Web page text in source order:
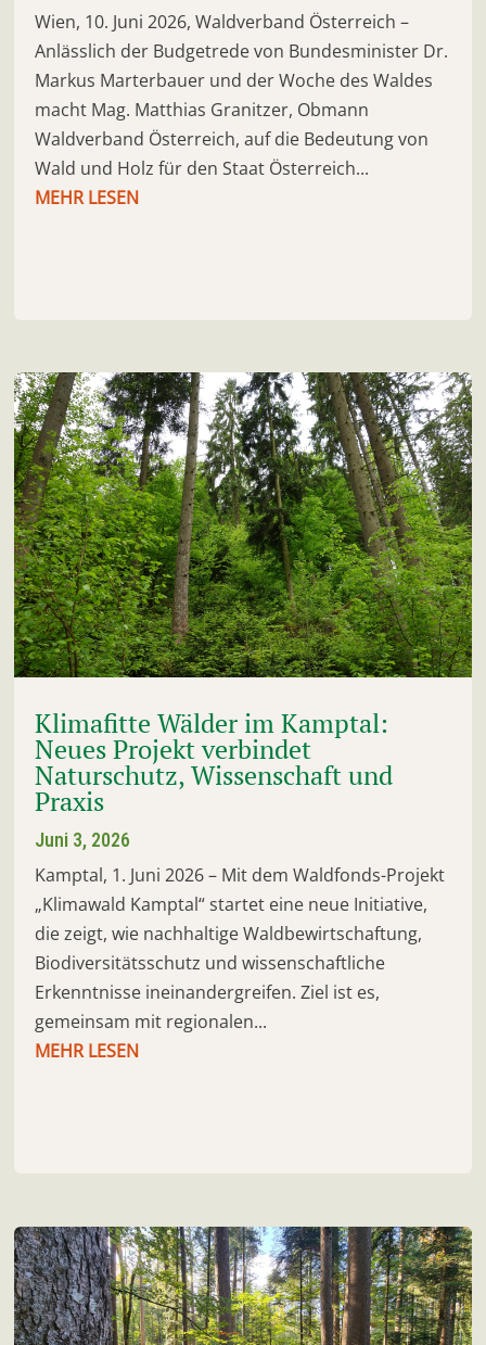
Wien, 10. Juni 2026, Waldverband Österreich –
Anlässlich der Budgetrede von Bundesminister Dr.
Markus Marterbauer und der Woche des Waldes
macht Mag. Matthias Granitzer, Obmann
Waldverband Österreich, auf die Bedeutung von
Wald und Holz für den Staat Österreich...
MEHR LESEN
Klimafitte Wälder im Kamptal:
Neues Projekt verbindet
Naturschutz, Wissenschaft und
Praxis
Juni 3, 2026
Kamptal, 1. Juni 2026 – Mit dem Waldfonds-Projekt
„Klimawald Kamptal“ startet eine neue Initiative,
die zeigt, wie nachhaltige Waldbewirtschaftung,
Biodiversitätsschutz und wissenschaftliche
Erkenntnisse ineinandergreifen. Ziel ist es,
gemeinsam mit regionalen...
MEHR LESEN